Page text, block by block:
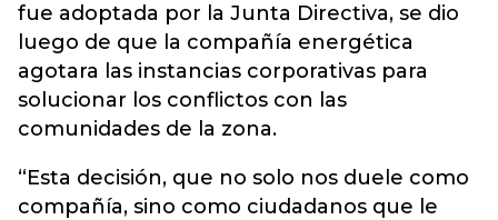
fue adoptada por la Junta Directiva, se dio
luego de que la compañía energética
agotara las instancias corporativas para
solucionar los conflictos con las
comunidades de la zona.
“Esta decisión, que no solo nos duele como
compañía, sino como ciudadanos que le